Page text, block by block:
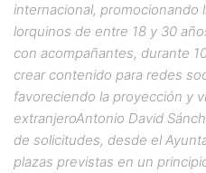
internacional, promocionando
lorquinos de entre 18 y 30
con acompañantes, durante
crear contenido para redes
favoreciendo la proyección y
extranjeroAntonio David
de solicitudes, desde el
plazas previstas en un